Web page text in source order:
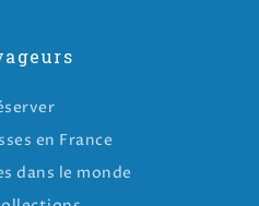
en France
dans le monde